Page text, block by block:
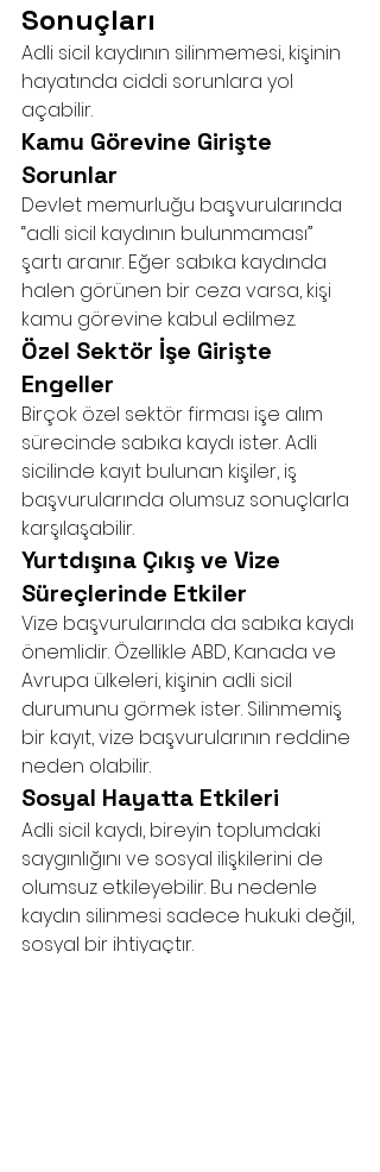
Sonuçları
Adli sicil kaydının silinmemesi, kişinin
hayatında ciddi sorunlara yol
açabilir.
Kamu Görevine Girişte
Sorunlar
Devlet memurluğu başvurularında
“adli sicil kaydının bulunmaması”
şartı aranır. Eğer sabıka kaydında
halen görünen bir ceza varsa, kişi
kamu görevine kabul edilmez.
Özel Sektör İşe Girişte
Engeller
Birçok özel sektör firması işe alım
sürecinde sabıka kaydı ister. Adli
sicilinde kayıt bulunan kişiler, iş
başvurularında olumsuz sonuçlarla
karşılaşabilir.
Yurtdışına Çıkış ve Vize
Süreçlerinde Etkiler
Vize başvurularında da sabıka kaydı
önemlidir. Özellikle ABD, Kanada ve
Avrupa ülkeleri, kişinin adli sicil
durumunu görmek ister. Silinmemiş
bir kayıt, vize başvurularının reddine
neden olabilir.
Sosyal Hayatta Etkileri
Adli sicil kaydı, bireyin toplumdaki
saygınlığını ve sosyal ilişkilerini de
olumsuz etkileyebilir. Bu nedenle
kaydın silinmesi sadece hukuki değil,
sosyal bir ihtiyaçtır.